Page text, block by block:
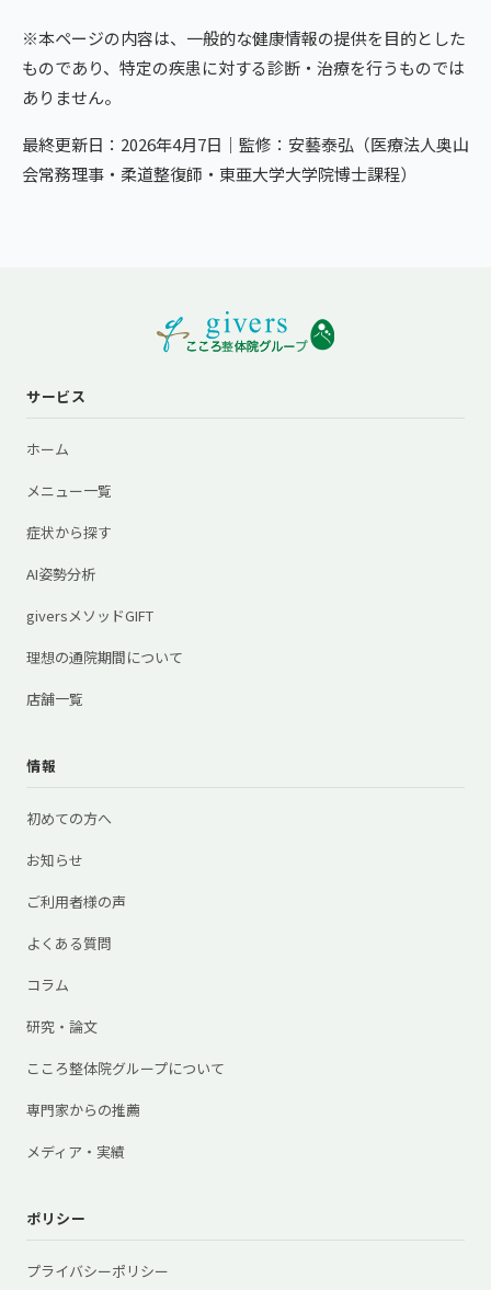
※本ページの内容は、一般的な健康情報の提供を目的とした
ものであり、特定の疾患に対する診断・治療を行うものでは
ありません。
最終更新日：2026年4月7日｜監修：安藝泰弘（医療法人奥山
会常務理事・柔道整復師・東亜大学大学院博士課程）
サービス
ホーム
メニュー一覧
症状から探す
AI姿勢分析
giversメソッドGIFT
理想の通院期間について
店舗一覧
情報
初めての方へ
お知らせ
ご利用者様の声
よくある質問
コラム
研究・論文
こころ整体院グループについて
専門家からの推薦
メディア・実績
ポリシー
プライバシーポリシー